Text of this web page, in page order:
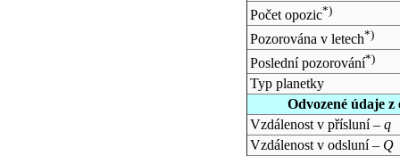
Počet opozic*)
Pozorována v letech*)
Poslední pozorování*)
Typ planetky
Odvozené údaje
Vzdálenost v přísluní – q
Vzdálenost v odsluní – Q